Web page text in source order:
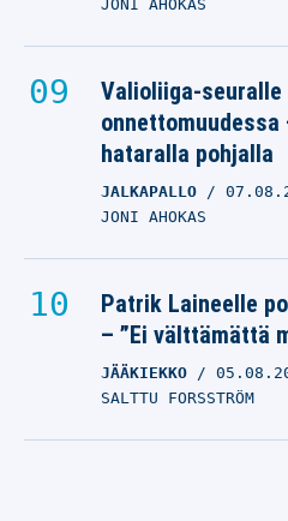
JONI AHOKAS
Valioliiga-seuralle
hataralla pohjalla
JALKAPALLO
JONI AHOKAS
Patrik Laineelle
– ”Ei välttämättä
JÄÄKIEKKO
SALTTU FORSSTRÖM